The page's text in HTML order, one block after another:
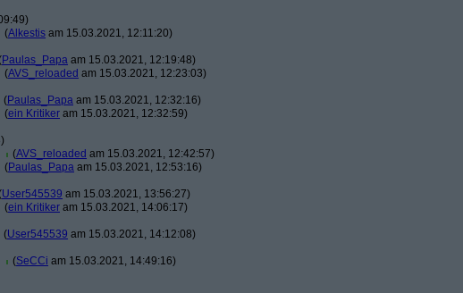
(Alkestis am 15.03.2021, 12:11:20)
Paulas_Papa am 15.03.2021, 12:19:48)
(AVS_reloaded am 15.03.2021, 12:23:03)
(Paulas_Papa am 15.03.2021, 12:32:16)
(ein Kritiker am 15.03.2021, 12:32:59)
(AVS_reloaded am 15.03.2021, 12:42:57)
(Paulas_Papa am 15.03.2021, 12:53:16)
User545539 am 15.03.2021, 13:56:27)
(ein Kritiker am 15.03.2021, 14:06:17)
(User545539 am 15.03.2021, 14:12:08)
(SeCCi am 15.03.2021, 14:49:16)